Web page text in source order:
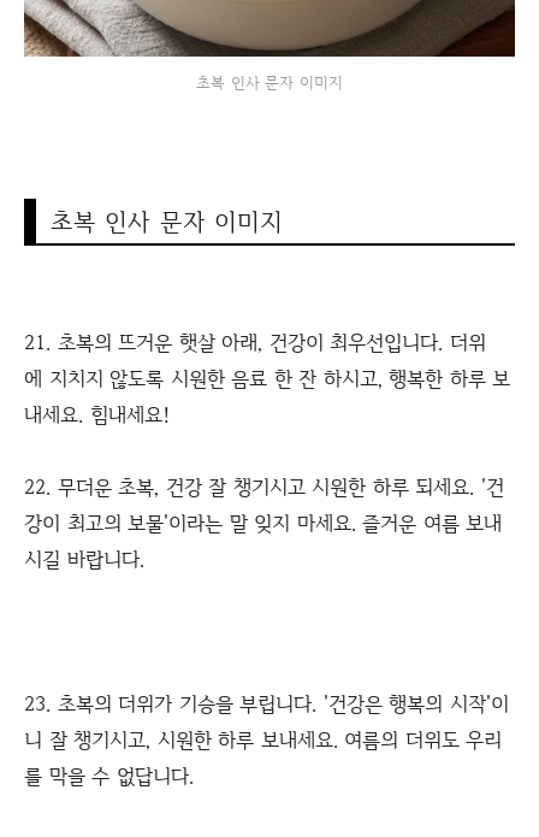
초복 인사 문자 이미지
초복 인사 문자 이미지
21. 초복의 뜨거운 햇살 아래, 건강이 최우선입니다. 더위
에 지치지 않도록 시원한 음료 한 잔 하시고, 행복한 하루 보
내세요. 힘내세요!
22. 무더운 초복, 건강 잘 챙기시고 시원한 하루 되세요. '건
강이 최고의 보물'이라는 말 잊지 마세요. 즐거운 여름 보내
시길 바랍니다.
23. 초복의 더위가 기승을 부립니다. '건강은 행복의 시작'이
니 잘 챙기시고, 시원한 하루 보내세요. 여름의 더위도 우리
를 막을 수 없답니다.